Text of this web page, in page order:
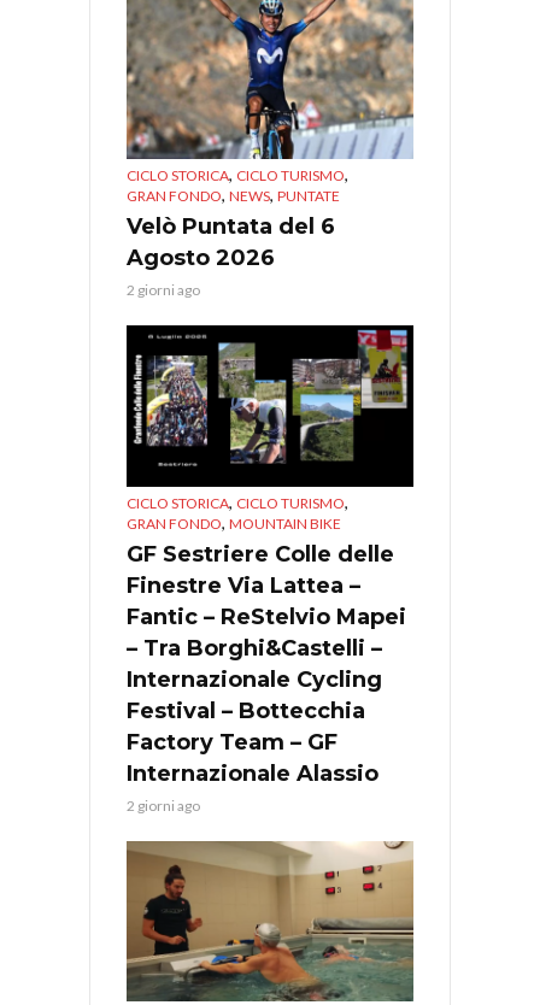
CICLO STORICA, CICLO TURISMO,
GRAN FONDO, NEWS, PUNTATE
Velò Puntata del 6
Agosto 2026
2 giorni ago
CICLO STORICA, CICLO TURISMO,
GRAN FONDO, MOUNTAIN BIKE
GF Sestriere Colle delle
Finestre Via Lattea –
Fantic – ReStelvio Mapei
– Tra Borghi&Castelli –
Internazionale Cycling
Festival – Bottecchia
Factory Team – GF
Internazionale Alassio
2 giorni ago